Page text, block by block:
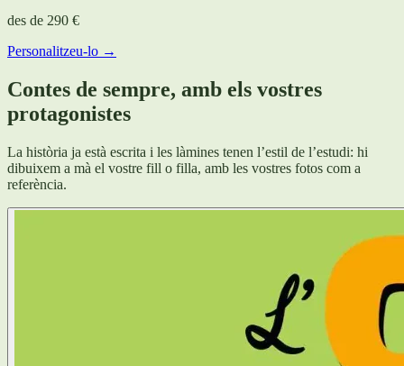
des de 290 €
Personalitzeu-lo →
Contes de sempre, amb els vostres
protagonistes
La història ja està escrita i les làmines tenen l’estil de l’estudi: hi
dibuixem a mà el vostre fill o filla, amb les vostres fotos com a
referència.